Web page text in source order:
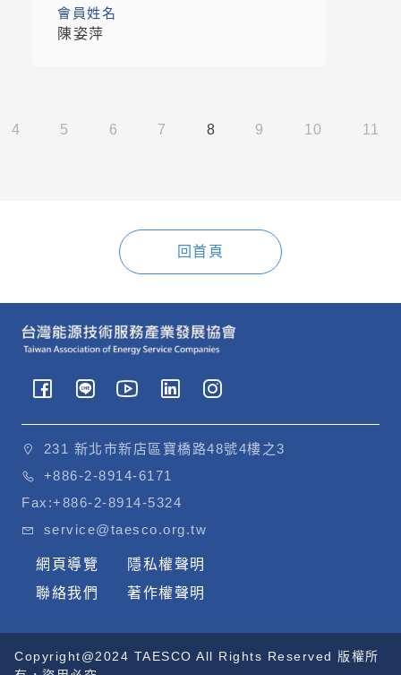
會員姓名
陳姿萍
4 5 6 7 8 9 10 11
回首頁
231 新北市新店區寶橋路48號4樓之3
+886-2-8914-6171
Fax:+886-2-8914-5324
service@taesco.org.tw
網頁導覽
聯絡我們
隱私權聲明
著作權聲明
Copyright@2024 TAESCO All Rights Reserved 版權所